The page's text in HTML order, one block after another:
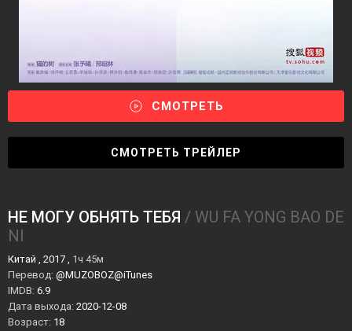
СМОТРЕТЬ
СМОТРЕТЬ ТРЕЙЛЕР
НЕ МОГУ ОБНЯТЬ ТЕБЯ / WU FA YONG BAO DE
NI
Китай , 2017 , 1ч 45м
Перевод: @MUZOBOZ@iTunes
IMDB: 6.9
Дата выхода: 2020-12-08
Возраст: 18